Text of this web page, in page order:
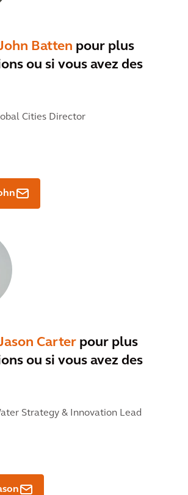
Batten pour plus
ou si vous avez des
Cities Director
Carter pour plus
ou si vous avez des
Strategy & Innovation Lead